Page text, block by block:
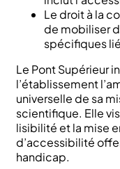
Le droit à la
de mobiliser
spécifiques
Le Pont Supérieur
l’établissement
universelle de sa
scientifique. Elle
lisibilité et la mise
d’accessibilité
handicap.